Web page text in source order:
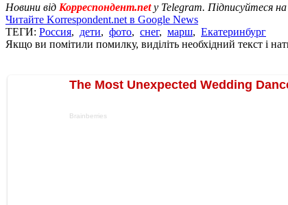
Новини від Корреспондент.netу Telegram. Підписуйтеся
Читайте Korrespondent.net в Google News
ТЕГИ: Россия, дети, фото, снег, марш, Екатеринбург
Якщо ви помітили помилку, виділіть необхідний текст і